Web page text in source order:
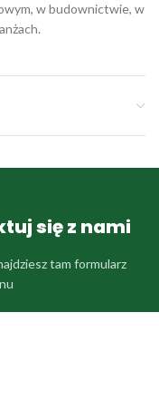
w budownictwie, w
się z nami
tam formularz